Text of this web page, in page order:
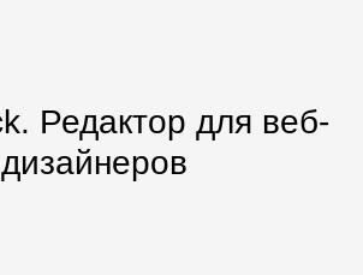
Редактор для веб-
дизайнеров